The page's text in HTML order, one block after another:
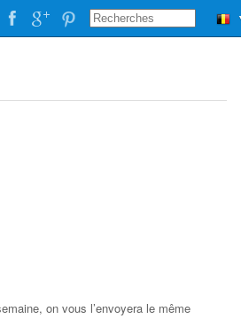
on vous l’envoyera le même